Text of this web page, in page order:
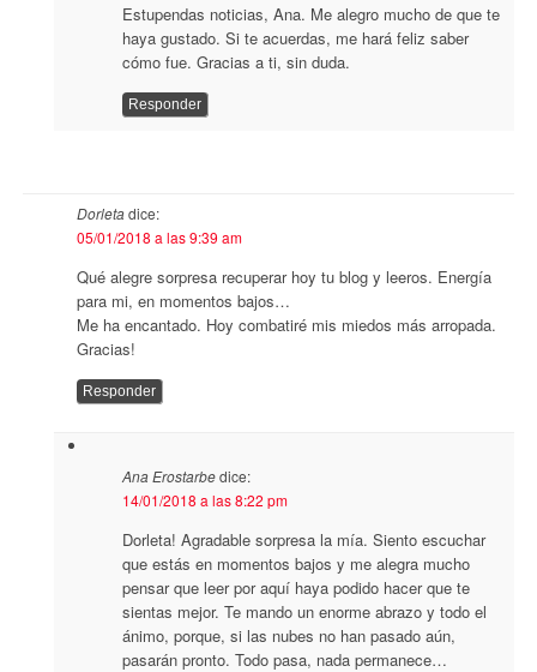
Estupendas noticias, Ana. Me alegro mucho de que te
haya gustado. Si te acuerdas, me hará feliz saber
cómo fue. Gracias a ti, sin duda.
Responder
Dorletadice:
05/01/2018 a las 9:39 am
Qué alegre sorpresa recuperar hoy tu blog y leeros. Energía
para mi, en momentos bajos…
Me ha encantado. Hoy combatiré mis miedos más arropada.
Gracias!
Responder
Ana Erostarbedice:
14/01/2018 a las 8:22 pm
Dorleta! Agradable sorpresa la mía. Siento escuchar
que estás en momentos bajos y me alegra mucho
pensar que leer por aquí haya podido hacer que te
sientas mejor. Te mando un enorme abrazo y todo el
ánimo, porque, si las nubes no han pasado aún,
pasarán pronto. Todo pasa, nada permanece…